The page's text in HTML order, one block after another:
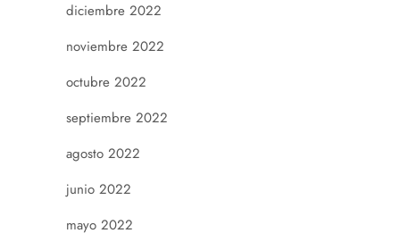
diciembre 2022
noviembre 2022
octubre 2022
septiembre 2022
agosto 2022
junio 2022
mayo 2022